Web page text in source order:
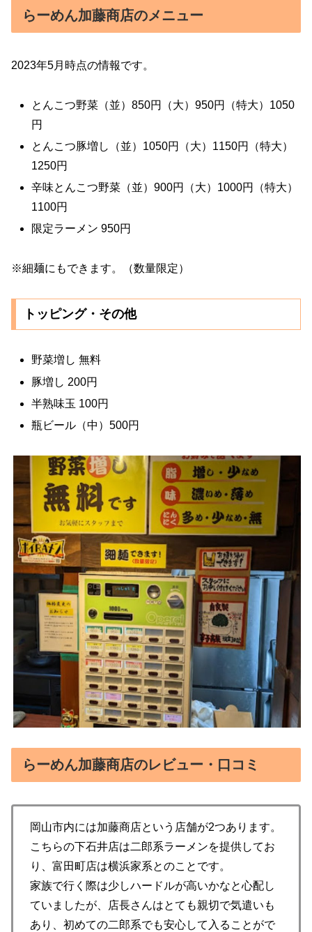
らーめん加藤商店のメニュー
2023年5月時点の情報です。
とんこつ野菜（並）850円（大）950円（特大）1050
円
とんこつ豚増し（並）1050円（大）1150円（特大）
1250円
辛味とんこつ野菜（並）900円（大）1000円（特大）
1100円
限定ラーメン 950円
※細麺にもできます。（数量限定）
トッピング・その他
野菜増し 無料
豚増し 200円
半熟味玉 100円
瓶ビール（中）500円
らーめん加藤商店のレビュー・口コミ
岡山市内には加藤商店という店舗が2つあります。
こちらの下石井店は二郎系ラーメンを提供してお
り、富田町店は横浜家系とのことです。
家族で行く際は少しハードルが高いかなと心配し
ていましたが、店長さんはとても親切で気遣いも
あり、初めての二郎系でも安心して入ることがで